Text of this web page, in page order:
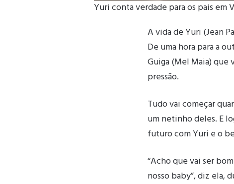
Yuri conta verdade para os pais em
A vida de Yuri (Jean
De uma hora para a
Guiga (Mel Maia) que
pressão.
Tudo vai começar
um netinho deles. E
futuro com Yuri e o
“Acho que vai ser
nosso baby”, diz ela,